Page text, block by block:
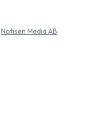
Notisen Media AB